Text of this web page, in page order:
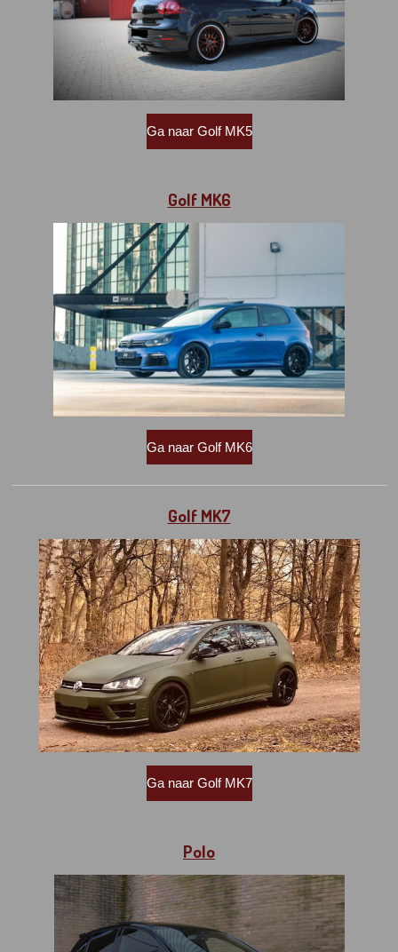
Ga naar Golf MK5
Golf MK6
Ga naar Golf MK6
Golf MK7
Ga naar Golf MK7
Polo